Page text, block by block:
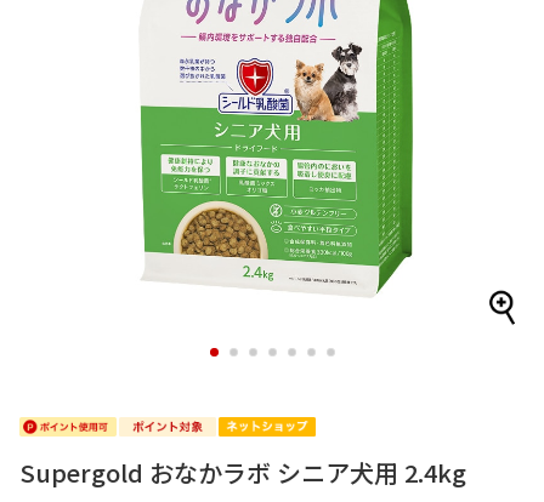
1 2 3 4 5 6 7
Supergold おなかラボ シニア犬用 2.4kg